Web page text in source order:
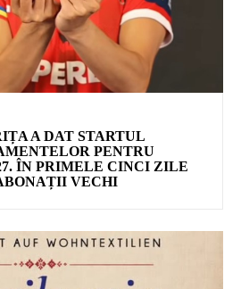
A DAT STARTUL
PENTRU
ÎN PRIMELE CINCI ZILE
VECHI